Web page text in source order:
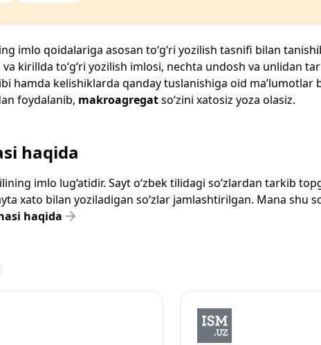
imlo qoidalariga asosan to‘g‘ri yozilish tasnifi bilan
kirillda to‘g‘ri yozilish imlosi, nechta undosh va unlidan
hamda kelishiklarda qanday tuslanishiga oid ma’lumotlar
foydalanib, makroagregatso‘zini xatosiz yoza olasiz.
haqida
imlo lug‘atidir. Sayt o‘zbek tilidagi so‘zlardan tarkib
xato bilan yoziladigan so‘zlar jamlashtirilgan. Mana shu
haqida